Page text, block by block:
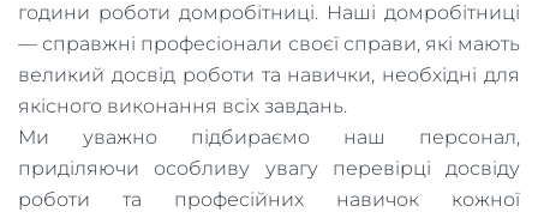
години роботи домробітниці. Наші домробітниці
— справжні професіонали своєї справи, які мають
великий досвід роботи та навички, необхідні для
якісного виконання всіх завдань.
Ми уважно підбираємо наш персонал,
приділяючи особливу увагу перевірці досвіду
роботи та професійних навичок кожної